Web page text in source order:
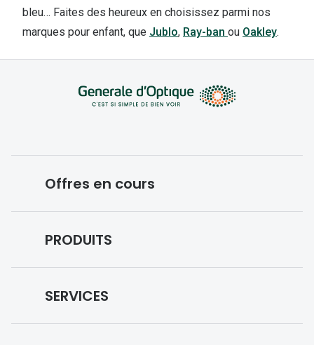
bleu… Faites des heureux en choisissez parmi nos
marques pour enfant, que Jublo, Ray-ban ou Oakley.
Offres en cours
PRODUITS
SERVICES